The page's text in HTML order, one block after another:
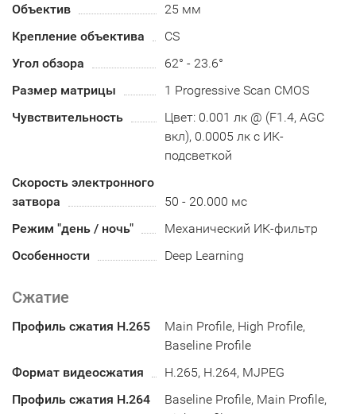
Объектив
25 мм
Крепление объектива
CS
Угол обзора
62° - 23.6°
Размер матрицы
1 Progressive Scan CMOS
Чувствительность
Цвет: 0.001 лк @ (F1.4, AGC
вкл), 0.0005 лк с ИК-
подсветкой
Скорость электронного
затвора
50 - 20.000 мс
Режим "день / ночь"
Механический ИК-фильтр
Особенности
Deep Learning
Сжатие
Профиль сжатия H.265
Main Profile, High Profile,
Baseline Profile
Формат видеосжатия
H.265, H.264, MJPEG
Профиль сжатия H.264
Baseline Profile, Main Profile,